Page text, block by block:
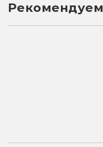
Рекомендуем